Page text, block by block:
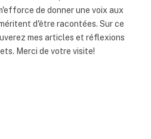
de donner une voix aux
d'être racontées. Sur ce
mes articles et réflexions
Merci de votre visite!